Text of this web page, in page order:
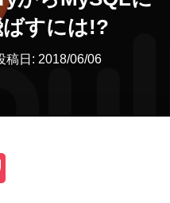
を
すには!?
稿日: 2018/06/06